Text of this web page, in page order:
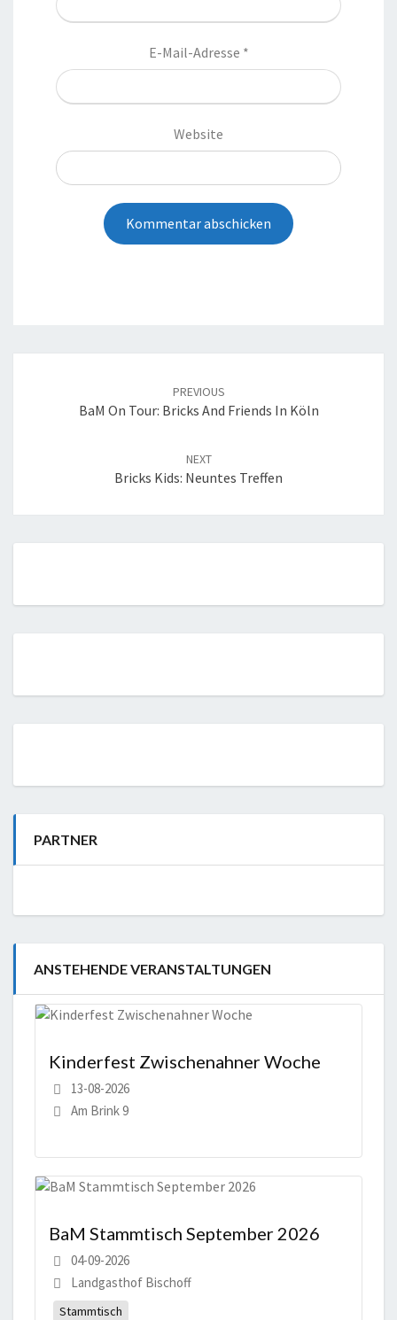
E-Mail-Adresse *
Website
PREVIOUS
BaM On Tour: Bricks And Friends In Köln
NEXT
Bricks Kids: Neuntes Treffen
PARTNER
ANSTEHENDE VERANSTALTUNGEN
Kinderfest Zwischenahner Woche
13-08-2026
Am Brink 9
BaM Stammtisch September 2026
04-09-2026
Landgasthof Bischoff
Stammtisch